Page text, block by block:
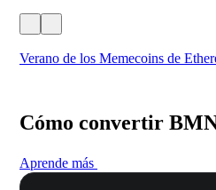
Verano de los Memecoins de
Cómo convertir
Aprende más